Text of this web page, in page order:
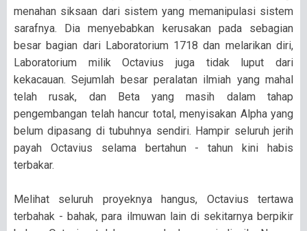
menahan siksaan dari sistem yang memanipulasi sistem
sarafnya. Dia menyebabkan kerusakan pada sebagian
besar bagian dari Laboratorium 1718 dan melarikan diri,
Laboratorium milik Octavius juga tidak luput dari
kekacauan. Sejumlah besar peralatan ilmiah yang mahal
telah rusak, dan Beta yang masih dalam tahap
pengembangan telah hancur total, menyisakan Alpha yang
belum dipasang di tubuhnya sendiri. Hampir seluruh jerih
payah Octavius selama bertahun - tahun kini habis
terbakar.
Melihat seluruh proyeknya hangus, Octavius tertawa
terbahak - bahak, para ilmuwan lain di sekitarnya berpikir